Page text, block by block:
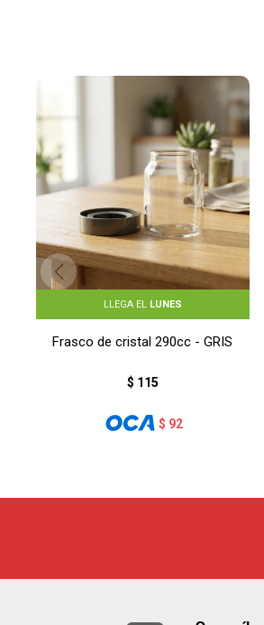
LLEGA EL LUNES
Frasco de cristal 290cc - GRIS
$ 115
$ 92